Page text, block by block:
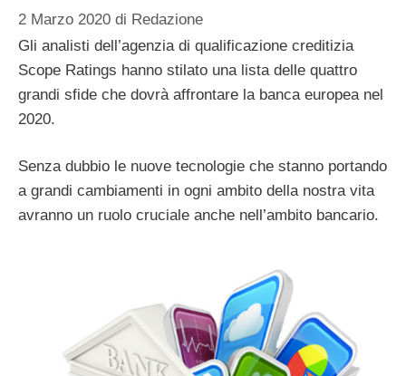
2 Marzo 2020 di Redazione
Gli analisti dell’agenzia di qualificazione creditizia
Scope Ratings hanno stilato una lista delle quattro
grandi sfide che dovrà affrontare la banca europea nel
2020.
Senza dubbio le nuove tecnologie che stanno portando
a grandi cambiamenti in ogni ambito della nostra vita
avranno un ruolo cruciale anche nell’ambito bancario.